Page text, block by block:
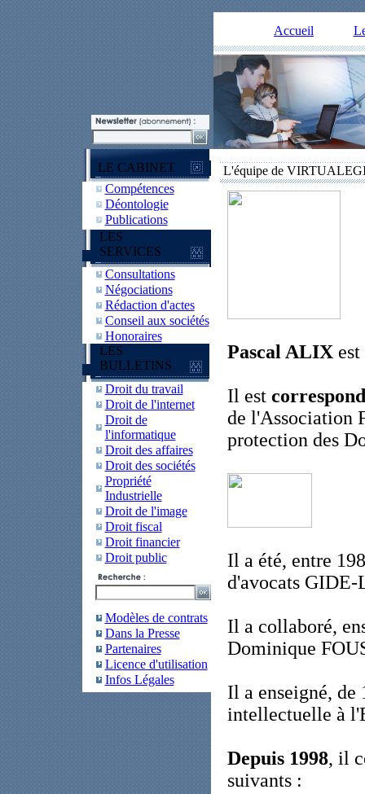
Accueil
LE CABINET
Compétences
Déontologie
Publications
LES
SERVICES
Consultations
Négociations
Rédaction d'actes
Conseil aux sociétés
Honoraires
LES
BULLETINS
Droit du travail
Droit de l'internet
Droit de
l'informatique
Droit des affaires
Droit des sociétés
Propriété
Industrielle
Droit de l'image
Droit fiscal
Droit financier
Droit public
Modèles de contrats
Dans la Presse
Partenaires
Licence d'utilisation
Infos Légales
L'équipe de
Pascal ALIXest
Il est
de l'Association
protection des
Il a été, entre
d'avocats
Il a collaboré,
Dominique
Il a enseigné,
intellectuelle à
Depuis 1998, il
suivants :